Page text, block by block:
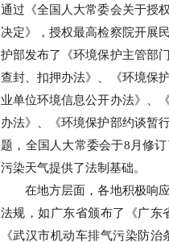
通过《全国人大常委会关于授
决定》，授权最高检察院开展
护部发布了《环境保护主管部
查封、扣押办法》、《环境保
业单位环境信息公开办法》、
办法》、《环境保护部约谈暂
题，全国人大常委会于8月修
污染天气提供了法制基础。
在地方层面，各地积极响应
法规，如广东省颁布了《广东
《武汉市机动车排气污染防